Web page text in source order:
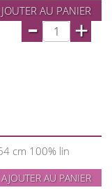
AU PANIER
- +
cm 100% lin
AJOUTER AU PANIER